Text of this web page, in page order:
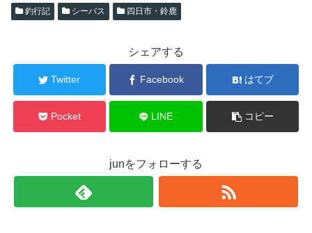
釣行記 シーバス 四日市・鈴鹿
シェアする
Twitter Facebook はてブ
Pocket LINE コピー
junをフォローする